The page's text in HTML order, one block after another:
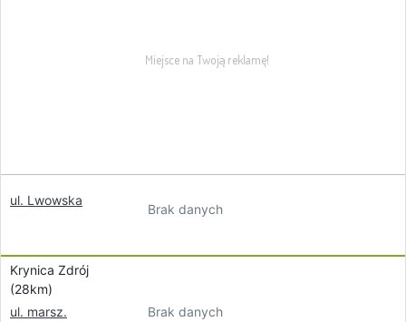
ul. Lwowska
Brak danych
Krynica Zdrój
(28km)
ul. marsz.
Brak danych